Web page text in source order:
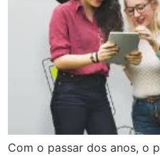
Com o passar dos anos, o